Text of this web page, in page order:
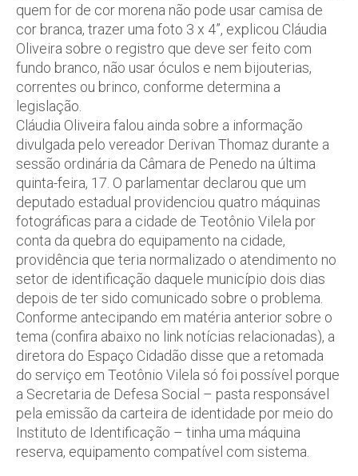
quem for de cor morena não pode usar camisa de
cor branca, trazer uma foto 3 x 4”, explicou Cláudia
Oliveira sobre o registro que deve ser feito com
fundo branco, não usar óculos e nem bijouterias,
correntes ou brinco, conforme determina a
legislação.
Cláudia Oliveira falou ainda sobre a informação
divulgada pelo vereador Derivan Thomaz durante a
sessão ordinária da Câmara de Penedo na última
quinta-feira, 17. O parlamentar declarou que um
deputado estadual providenciou quatro máquinas
fotográficas para a cidade de Teotônio Vilela por
conta da quebra do equipamento na cidade,
providência que teria normalizado o atendimento no
setor de identificação daquele município dois dias
depois de ter sido comunicado sobre o problema.
Conforme antecipando em matéria anterior sobre o
tema (confira abaixo no link notícias relacionadas), a
diretora do Espaço Cidadão disse que a retomada
do serviço em Teotônio Vilela só foi possível porque
a Secretaria de Defesa Social – pasta responsável
pela emissão da carteira de identidade por meio do
Instituto de Identificação – tinha uma máquina
reserva, equipamento compatível com sistema.